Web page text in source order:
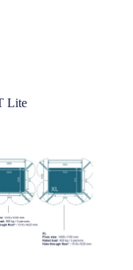
Lite